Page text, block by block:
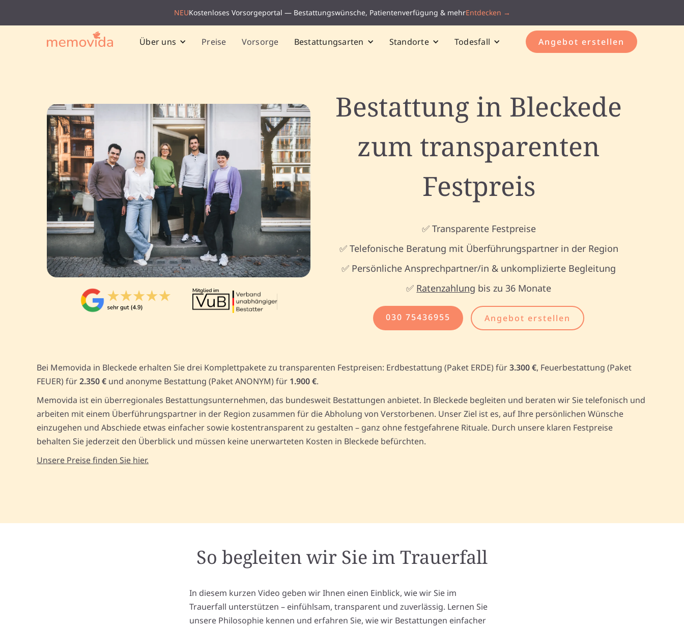
NEUKostenloses Vorsorgeportal — Bestattungswünsche, Patientenverfügung & mehrEntdecken →
Über uns Preise Vorsorge Bestattungsarten Standorte Todesfall Angebot erstellen
Bestattung in Bleckede
zum transparenten
Festpreis
✅ Transparente Festpreise
✅ Telefonische Beratung mit Überführungspartner in der Region
✅ Persönliche Ansprechpartner/in & unkomplizierte Begleitung
✅ Ratenzahlung bis zu 36 Monate
030 75436955 Angebot erstellen
Bei Memovida in Bleckede erhalten Sie drei Komplettpakete zu transparenten Festpreisen: Erdbestattung (Paket ERDE) für3.300 €, Feuerbestattung (Paket
FEUER) für2.350 € und anonyme Bestattung (Paket ANONYM) für 1.900 €.
Memovida ist ein überregionales Bestattungsunternehmen, das bundesweit Bestattungen anbietet. In Bleckede begleiten und beraten wir Sie telefonisch und
arbeiten mit einem Überführungspartner in der Region zusammen für die Abholung von Verstorbenen. Unser Ziel ist es, auf Ihre persönlichen Wünsche
einzugehen und Abschiede etwas einfacher sowie kostentransparent zu gestalten – ganz ohne festgefahrene Rituale. Durch unsere klaren Festpreise
behalten Sie jederzeit den Überblick und müssen keine unerwarteten Kosten in Bleckede befürchten.
Unsere Preise finden Sie hier.
So begleiten wir Sie im Trauerfall
In diesem kurzen Video geben wir Ihnen einen Einblick, wie wir Sie im
Trauerfall unterstützen – einfühlsam, transparent und zuverlässig. Lernen Sie
unsere Philosophie kennen und erfahren Sie, wie wir Bestattungen einfacher